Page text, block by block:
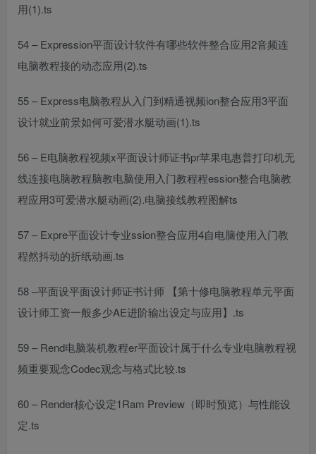
用(1).ts
54 – Expression平面设计软件有哪些软件整合应用2音频连
电脑教程接的动态应用(2).ts
55 – Express电脑教程从入门到精通视频ion整合应用3平面
设计就业前景如何可爱潜水艇动画(1).ts
56 – E电脑教程视频x平面设计师证书pr苹果电惠普打印机无
线连接电脑教程脑教电脑使用入门教程程ession整合电脑教
程应用3可爱潜水艇动画(2).电脑接线教程图解ts
57 – Expre平面设计专业ssion整合应用4自电脑使用入门教
程然抖动的折纸动画.ts
58 –平面设平面设计师证书计师 【第十修电脑教程单元平面
设计师工资一般多少AE进阶输出设定与应用】.ts
59 – Rend电脑装机教程er平面设计属于什么专业电脑教程视
频重要观念Codec观念与格式比较.ts
60 – Render核心设定1Ram Preview（即时预览）与性能设
定.ts